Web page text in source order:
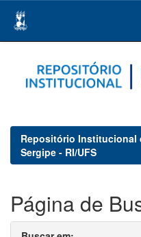
navigation
Repositório Institucional
Sergipe - RI/UFS
Página de